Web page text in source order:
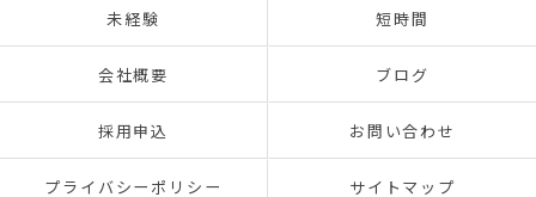
未経験 短時間
会社概要 ブログ
採用申込 お問い合わせ
プライバシーポリシー サイトマップ